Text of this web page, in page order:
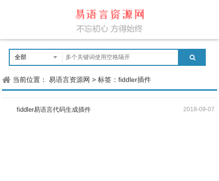
当前位置：易语言资源网 >标签：fiddler插件
fiddler易语言代码生成插件 2018-09-07